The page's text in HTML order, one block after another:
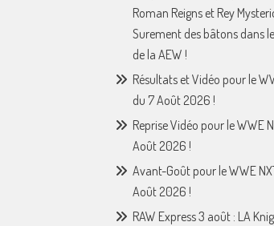
Roman Reigns et Rey
Surement des bâtons dans
de la AEW !
Résultats et Vidéo pour le
du 7 Août 2026 !
Reprise Vidéo pour le WWE
Août 2026 !
Avant-Goût pour le WWE
Août 2026 !
RAW Express 3 août : LA